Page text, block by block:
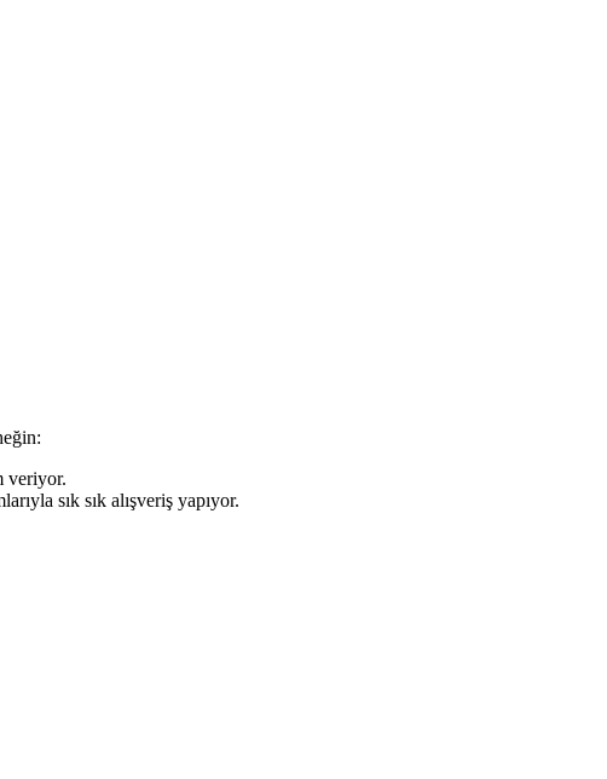
veriyor.
sık sık alışveriş yapıyor.